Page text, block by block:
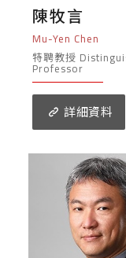
陳牧言
Mu-Yen Chen
特聘教授
Professor
詳細資料